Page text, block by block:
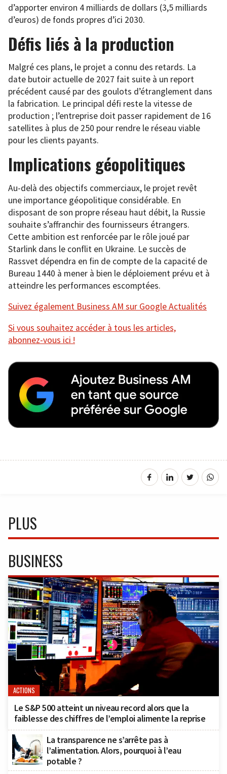
d’apporter environ 4 milliards de dollars (3,5 milliards
d’euros) de fonds propres d’ici 2030.
Défis liés à la production
Malgré ces plans, le projet a connu des retards. La
date butoir actuelle de 2027 fait suite à un report
précédent causé par des goulots d’étranglement dans
la fabrication. Le principal défi reste la vitesse de
production ; l’entreprise doit passer rapidement de 16
satellites à plus de 250 pour rendre le réseau viable
pour les clients payants.
Implications géopolitiques
Au-delà des objectifs commerciaux, le projet revêt
une importance géopolitique considérable. En
disposant de son propre réseau haut débit, la Russie
souhaite s’affranchir des fournisseurs étrangers.
Cette ambition est renforcée par le rôle joué par
Starlink dans le conflit en Ukraine. Le succès de
Rassvet dépendra en fin de compte de la capacité de
Bureau 1440 à mener à bien le déploiement prévu et à
atteindre les performances escomptées.
Suivez également Business AM sur Google Actualités
Si vous souhaitez accéder à tous les articles,
abonnez-vous ici !
PLUS
BUSINESS
ACTIONS
Le S&P 500 atteint un niveau record alors que la
faiblesse des chiffres de l’emploi alimente la reprise
La transparence ne s’arrête pas à
l’alimentation. Alors, pourquoi à l’eau
potable ?